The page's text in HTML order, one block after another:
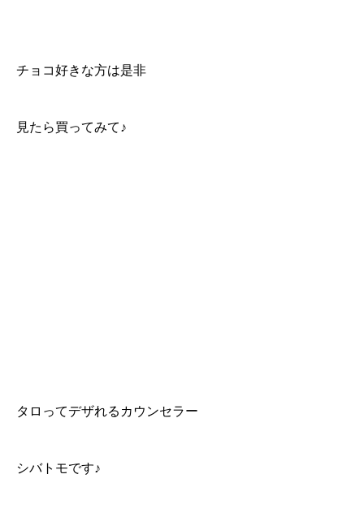
チョコ好きな方は是非
見たら買ってみて♪
タロってデザれるカウンセラー
シバトモです♪